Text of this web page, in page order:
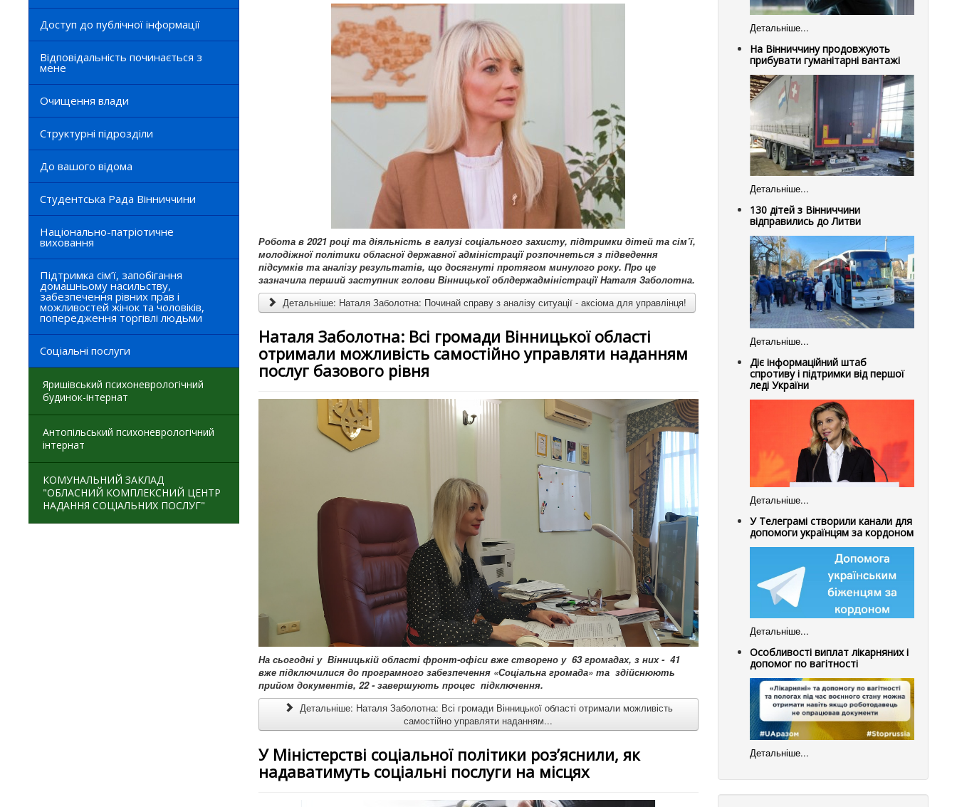
Доступ до публічної інформації
Відповідальність починається з
мене
Очищення влади
Структурні підрозділи
До вашого відома
Студентська Рада Вінниччини
Національно-патріотичне
виховання
Підтримка сім’ї, запобігання
домашньому насильству,
забезпечення рівних прав і
можливостей жінок та чоловіків,
попередження торгівлі людьми
Соціальні послуги
Яришівський психоневрологічний
будинок-інтернат
Антопільський психоневрологічний
інтернат
КОМУНАЛЬНИЙ ЗАКЛАД
"ОБЛАСНИЙ КОМПЛЕКСНИЙ ЦЕНТР
НАДАННЯ СОЦІАЛЬНИХ ПОСЛУГ"
Робота в 2021 році та діяльність в галузі соціального захисту, підтримки дітей та сім’ї,
молодіжної політики обласної державної адміністрації розпочнеться з підведення
підсумків та аналізу результатів, що досягнуті протягом минулого року. Про це
зазначила перший заступник голови Вінницької облдержадміністрації Наталя Заболотна.
Детальніше: Наталя Заболотна: Починай справу з аналізу ситуації - аксіома для управлінця!
Наталя Заболотна: Всі громади Вінницької області
отримали можливість самостійно управляти наданням
послуг базового рівня
На сьогодні у Вінницькій області фронт-офіси вже створено у 63 громадах, з них - 41
вже підключилися до програмного забезпечення «Соціальна громада» та здійснюють
прийом документів, 22 - завершують процес підключення.
Детальніше: Наталя Заболотна: Всі громади Вінницької області отримали можливість
самостійно управляти наданням...
У Міністерстві соціальної політики роз’яснили, як
надаватимуть соціальні послуги на місцях
Детальніше...
На Вінниччину продовжують
прибувати гуманітарні вантажі
Детальніше...
130 дітей з Вінниччини
відправились до Литви
Детальніше...
Діє інформаційний штаб
спротиву і підтримки від першої
леді України
Детальніше...
У Телеграмі створили канали для
допомоги українцям за кордоном
Детальніше...
Особливості виплат лікарняних і
допомог по вагітності
Детальніше...